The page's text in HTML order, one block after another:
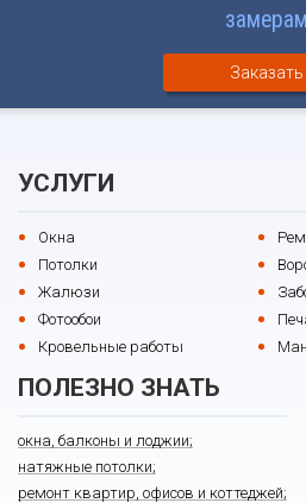
замерам
Заказать
УСЛУГИ
Окна
Потолки
Жалюзи
Фотообои
Кровельные работы
ПОЛЕЗНО ЗНАТЬ
окна, балконы и лоджии;
натяжные потолки;
ремонт квартир, офисов и коттеджей;